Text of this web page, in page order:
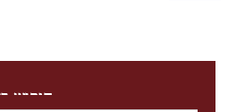
חיפוש באתר